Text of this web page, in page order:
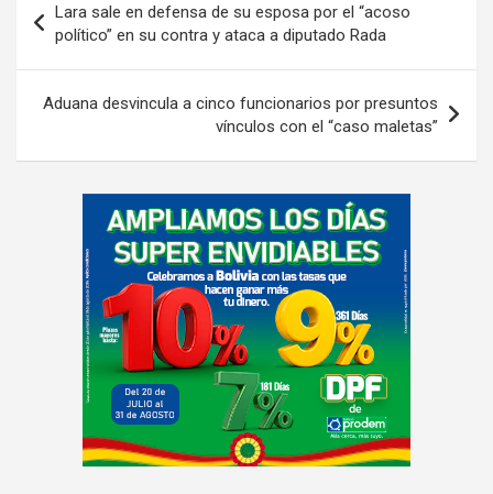
de
entradas
Lara sale en defensa de su esposa por el “acoso
político” en su contra y ataca a diputado Rada
Aduana desvincula a cinco funcionarios por presuntos
vínculos con el “caso maletas”